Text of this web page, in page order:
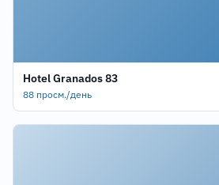
Hotel Granados 83
88 просм./день